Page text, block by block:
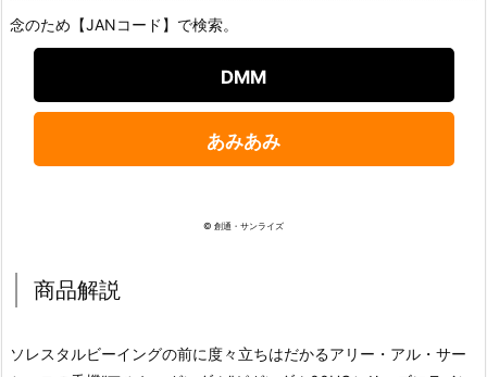
念のため【JANコード】で検索。
DMM
あみあみ
© 創通・サンライズ
商品解説
ソレスタルビーイングの前に度々立ちはだかるアリー・アル・サー